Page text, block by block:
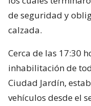
de seguridad y
calzada.
Cerca de las 17:30
inhabilitación de
Ciudad Jardín,
vehículos desde el